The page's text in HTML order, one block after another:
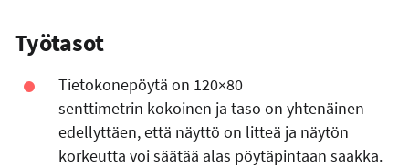
Työtasot
Tietokonepöytä on 120×80
senttimetrin kokoinen ja taso on yhtenäinen
edellyttäen, että näyttö on litteä ja näytön
korkeutta voi säätää alas pöytäpintaan saakka.